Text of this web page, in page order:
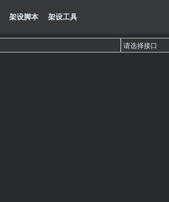
架设脚本 架设工具